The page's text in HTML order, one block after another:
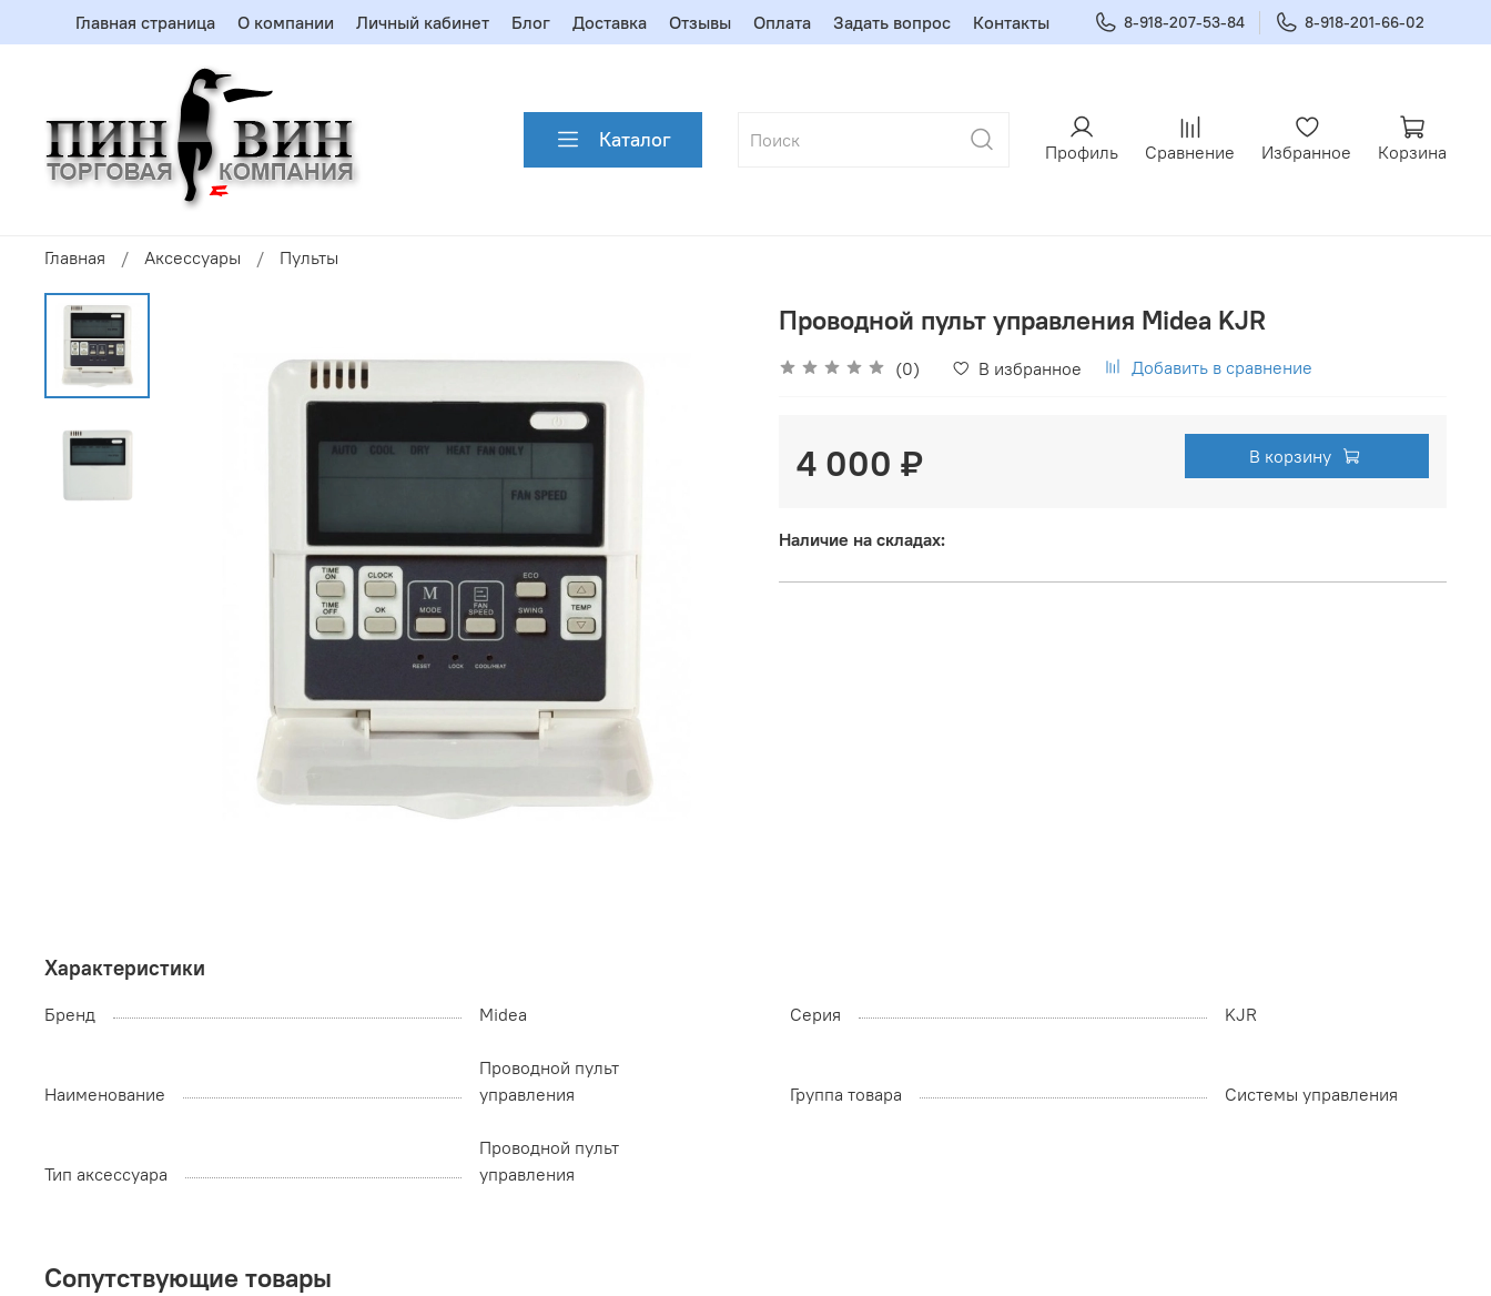
Главная страница О компании Личный кабинет Блог Доставка Отзывы Оплата Задать вопрос Контакты 8-918-207-53-84 8-918-201-66-02
Каталог Профиль Сравнение Избранное Корзина
Главная Аксессуары Пульты
Проводной пульт управления Midea KJR
(0) В избранное Добавить в сравнение
4 000 ₽ В корзину
Наличие на складах:
Характеристики
Бренд Midea Серия KJR
Наименование
Проводной пульт
управления
Группа товара Системы управления
Тип аксессуара
Проводной пульт
управления
Сопутствующие товары